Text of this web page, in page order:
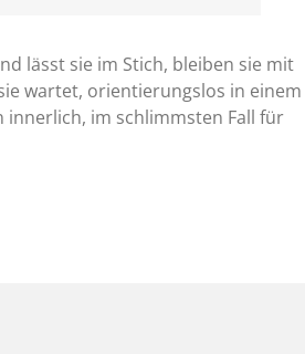
lässt sie im Stich, bleiben sie mit
wartet, orientierungslos in einem
innerlich, im schlimmsten Fall für